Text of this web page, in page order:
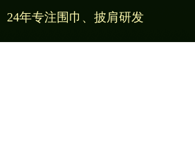
24年专注围巾、披肩研发